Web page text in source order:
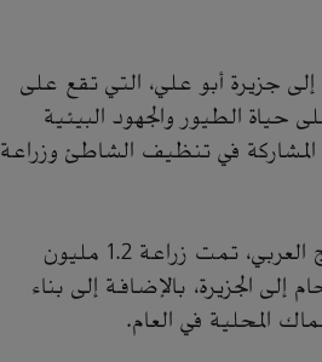
جزيرة أبو علي، التي تقع على
الطيور والجهود البيئية
المشاركة في تنظيف الشاطئ وزراعة
هناك مبادرة لزراعة مليوني شجرة مانغروف على امتداد الخليج العربي، تمت زراعة 1.2 مليون
الجزيرة، بالإضافة إلى بناء
المحلية في العام.